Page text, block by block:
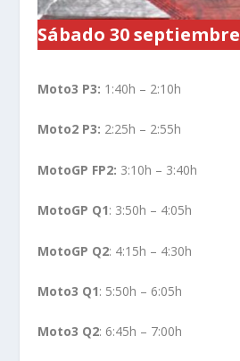
Sábado 30 septiembre
Moto3 P3: 1:40h – 2:10h
Moto2 P3: 2:25h – 2:55h
MotoGP FP2: 3:10h – 3:40h
MotoGP Q1: 3:50h – 4:05h
MotoGP Q2: 4:15h – 4:30h
Moto3 Q1: 5:50h – 6:05h
Moto3 Q2: 6:45h – 7:00h